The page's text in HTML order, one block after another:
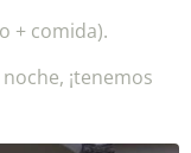
+ comida).
¡tenemos